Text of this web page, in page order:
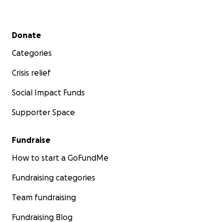
Secondary menu
Donate
Categories
Crisis relief
Social Impact Funds
Supporter Space
Fundraise
How to start a GoFundMe
Fundraising categories
Team fundraising
Fundraising Blog